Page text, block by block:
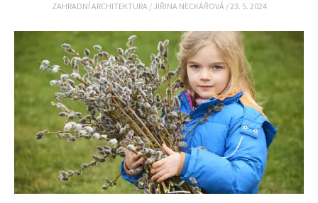
ZAHRADNÍ ARCHITEKTURA / JIŘINA NECKÁŘOVÁ /23. 5. 2024